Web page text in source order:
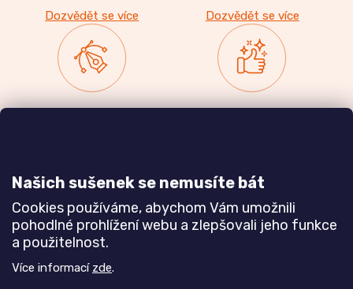
Našich sušenek se nemusíte bát
Cookies používáme, abychom Vám umožnili
pohodlné prohlížení webu a zlepšovali jeho funkce
a použitelnost.
Více informací zde.
Dozvědět se více Dozvědět se více
Dozvědět se více Dozvědět se více